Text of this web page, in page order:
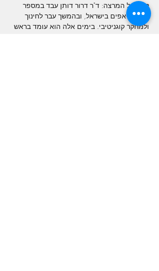
קצת על המרצה: ד"ר דרור דותן עבד במספר
סטארט-אפים בישראל, ובהמשך עבר לחינוך
ולמחקר קוגניטיבי. בימים אלה הוא עומד בראש